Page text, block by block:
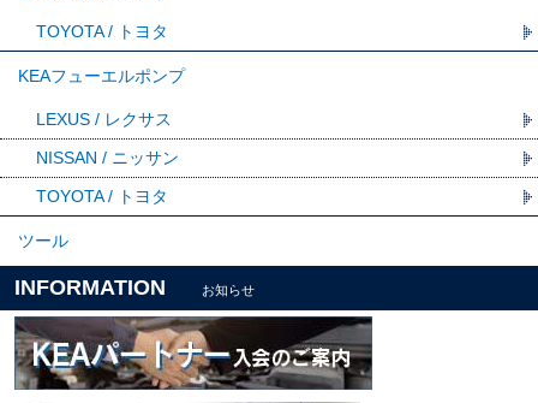
TOYOTA / トヨタ
KEAフューエルポンプ
LEXUS / レクサス
NISSAN / ニッサン
TOYOTA / トヨタ
ツール
INFORMATION お知らせ